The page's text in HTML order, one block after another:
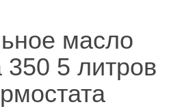
масло
350 5 литров